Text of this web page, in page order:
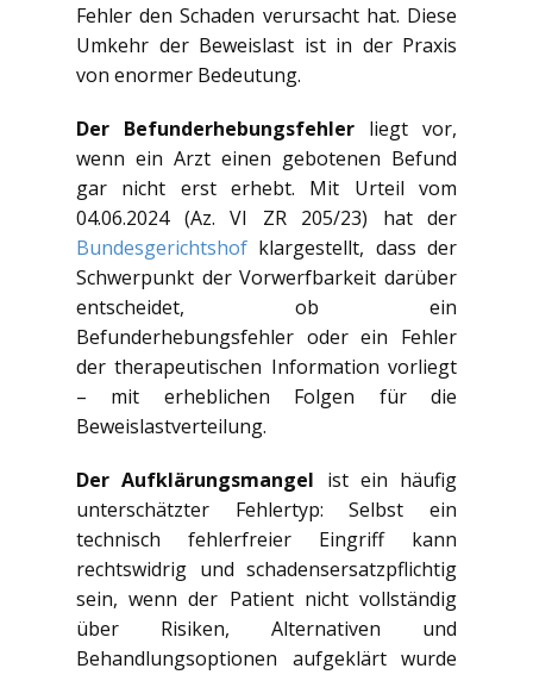
Fehler den Schaden verursacht hat. Diese
Umkehr der Beweislast ist in der Praxis
von enormer Bedeutung.
Der Befunderhebungsfehler liegt vor,
wenn ein Arzt einen gebotenen Befund
gar nicht erst erhebt. Mit Urteil vom
04.06.2024 (Az. VI ZR 205/23) hat der
Bundesgerichtshof klargestellt, dass der
Schwerpunkt der Vorwerfbarkeit darüber
entscheidet, ob ein
Befunderhebungsfehler oder ein Fehler
der therapeutischen Information vorliegt
– mit erheblichen Folgen für die
Beweislastverteilung.
Der Aufklärungsmangel ist ein häufig
unterschätzter Fehlertyp: Selbst ein
technisch fehlerfreier Eingriff kann
rechtswidrig und schadensersatzpflichtig
sein, wenn der Patient nicht vollständig
über Risiken, Alternativen und
Behandlungsoptionen aufgeklärt wurde